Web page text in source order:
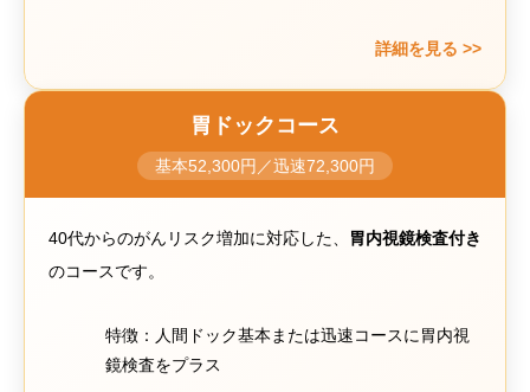
詳細を見る >>
胃ドックコース
基本52,300円／迅速72,300円
40代からのがんリスク増加に対応した、
胃内視鏡検査付き
のコースです。
特徴：人間ドック基本または迅速コースに胃内視
鏡検査をプラス